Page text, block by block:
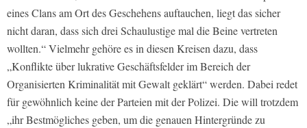
eines Clans am Ort des Geschehens auftauchen, liegt das sicher
nicht daran, dass sich drei Schaulustige mal die Beine vertreten
wollten.“ Vielmehr gehöre es in diesen Kreisen dazu, dass
„Konflikte über lukrative Geschäftsfelder im Bereich der
Organisierten Kriminalität mit Gewalt geklärt“ werden. Dabei redet
für gewöhnlich keine der Parteien mit der Polizei. Die will trotzdem
„ihr Bestmögliches geben, um die genauen Hintergründe zu